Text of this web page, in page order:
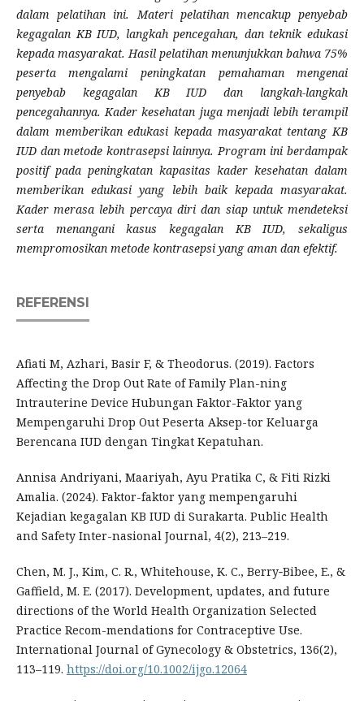
dalam pelatihan ini. Materi pelatihan mencakup penyebab
kegagalan KB IUD, langkah pencegahan, dan teknik edukasi
kepada masyarakat. Hasil pelatihan menunjukkan bahwa 75%
peserta mengalami peningkatan pemahaman mengenai
penyebab kegagalan KB IUD dan langkah-langkah
pencegahannya. Kader kesehatan juga menjadi lebih terampil
dalam memberikan edukasi kepada masyarakat tentang KB
IUD dan metode kontrasepsi lainnya. Program ini berdampak
positif pada peningkatan kapasitas kader kesehatan dalam
memberikan edukasi yang lebih baik kepada masyarakat.
Kader merasa lebih percaya diri dan siap untuk mendeteksi
serta menangani kasus kegagalan KB IUD, sekaligus
mempromosikan metode kontrasepsi yang aman dan efektif.
REFERENSI
Afiati M, Azhari, Basir F, & Theodorus. (2019). Factors
Affecting the Drop Out Rate of Family Plan-ning
Intrauterine Device Hubungan Faktor-Faktor yang
Mempengaruhi Drop Out Peserta Aksep-tor Keluarga
Berencana IUD dengan Tingkat Kepatuhan.
Annisa Andriyani, Maariyah, Ayu Pratika C, & Fiti Rizki
Amalia. (2024). Faktor-faktor yang mempengaruhi
Kejadian kegagalan KB IUD di Surakarta. Public Health
and Safety Inter-nasional Journal, 4(2), 213–219.
Chen, M. J., Kim, C. R., Whitehouse, K. C., Berry‐Bibee, E., &
Gaffield, M. E. (2017). Development, updates, and future
directions of the World Health Organization Selected
Practice Recom-mendations for Contraceptive Use.
International Journal of Gynecology & Obstetrics, 136(2),
113–119. https://doi.org/10.1002/ijgo.12064